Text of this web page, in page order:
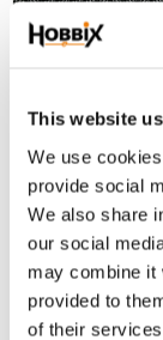
This website
We use
provide social
We also share
our social
may combine it
provided to
of their
Paracord
1 m.
6,90KR